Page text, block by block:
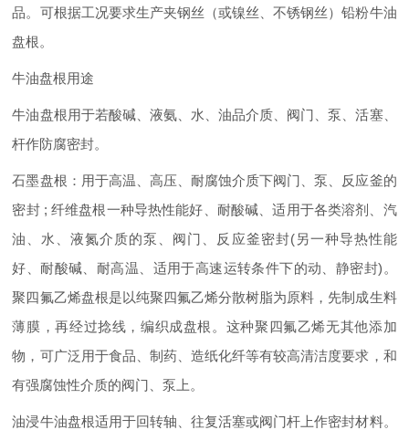
品。可根据工况要求生产夹钢丝（或镍丝、不锈钢丝）铅粉牛油
盘根。
牛油盘根用途
牛油盘根用于若酸碱、液氨、水、油品介质、阀门、泵、活塞、
杆作防腐密封。
石墨盘根：用于高温、高压、耐腐蚀介质下阀门、泵、反应釜的
密封 ; 纤维盘根一种导热性能好、耐酸碱、适用于各类溶剂、汽
油、水、液氮介质的泵、阀门、反应釜密封(另一种导热性能
好、耐酸碱、耐高温、适用于高速运转条件下的动、静密封)。
聚四氟乙烯盘根是以纯聚四氟乙烯分散树脂为原料，先制成生料
薄膜，再经过捻线，编织成盘根。这种聚四氟乙烯无其他添加
物，可广泛用于食品、制药、造纸化纤等有较高清洁度要求，和
有强腐蚀性介质的阀门、泵上。
油浸牛油盘根适用于回转轴、往复活塞或阀门杆上作密封材料。